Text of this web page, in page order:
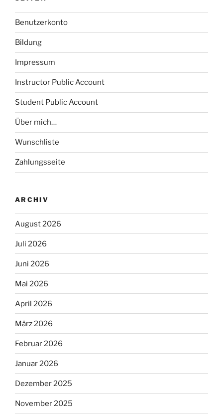
Benutzerkonto
Bildung
Impressum
Instructor Public Account
Student Public Account
Über mich…
Wunschliste
Zahlungsseite
ARCHIV
August 2026
Juli 2026
Juni 2026
Mai 2026
April 2026
März 2026
Februar 2026
Januar 2026
Dezember 2025
November 2025